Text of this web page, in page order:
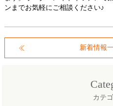
ンまでお気軽にご相談ください♪
新着情報
カテ